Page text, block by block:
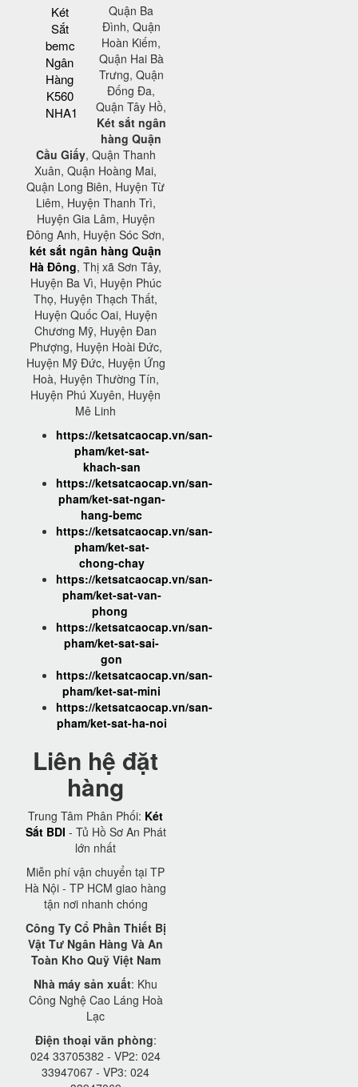
Két
Sắt
bemc
Ngân
Hàng
K560
NHA1
Quận Ba
Đình, Quận
Hoàn Kiếm,
Quận Hai Bà
Trưng, Quận
Đống Đa,
Quận Tây Hồ,
Két sắt ngân
hàng Quận
Cầu Giấy, Quận Thanh
Xuân, Quận Hoàng Mai,
Quận Long Biên, Huyện Từ
Liêm, Huyện Thanh Trì,
Huyện Gia Lâm, Huyện
Đông Anh, Huyện Sóc Sơn,
két sắt ngân hàng Quận
Hà Đông, Thị xã Sơn Tây,
Huyện Ba Vì, Huyện Phúc
Thọ, Huyện Thạch Thất,
Huyện Quốc Oai, Huyện
Chương Mỹ, Huyện Đan
Phượng, Huyện Hoài Đức,
Huyện Mỹ Đức, Huyện Ứng
Hoà, Huyện Thường Tín,
Huyện Phú Xuyên, Huyện
Mê Linh
https://ketsatcaocap.vn/san-
pham/ket-sat-
khach-san
https://ketsatcaocap.vn/san-
pham/ket-sat-ngan-
hang-bemc
https://ketsatcaocap.vn/san-
pham/ket-sat-
chong-chay
https://ketsatcaocap.vn/san-
pham/ket-sat-van-
phong
https://ketsatcaocap.vn/san-
pham/ket-sat-sai-
gon
https://ketsatcaocap.vn/san-
pham/ket-sat-mini
https://ketsatcaocap.vn/san-
pham/ket-sat-ha-noi
Liên hệ đặt
hàng
Trung Tâm Phân Phối: Két
Sắt BDI - Tủ Hồ Sơ An Phát
lớn nhất
Miễn phí vận chuyển tại TP
Hà Nội - TP HCM giao hàng
tận nơi nhanh chóng
Công Ty Cổ Phần Thiết Bị
Vật Tư Ngân Hàng Và An
Toàn Kho Quỹ Việt Nam
Nhà máy sản xuất: Khu
Công Nghệ Cao Láng Hoà
Lạc
Điện thoại văn phòng:
024 33705382 - VP2: 024
33947067 - VP3: 024